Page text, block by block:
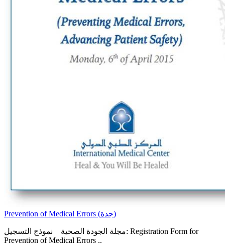
Prevention of Medical Errors (جدة)
مجلة الجودة الصحية نموذج التسجيل: Registration Form for
Prevention of Medical Errors ..